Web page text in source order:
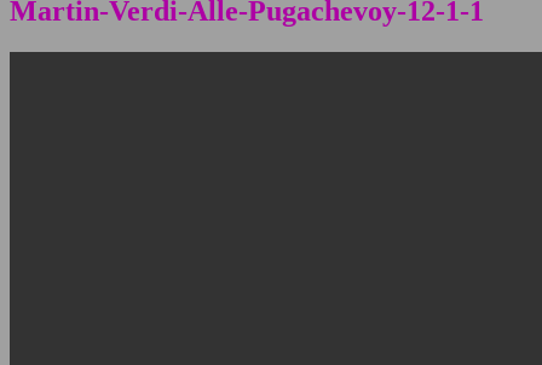
Martin-Verdi-Alle-Pugachevoy-12-1-1